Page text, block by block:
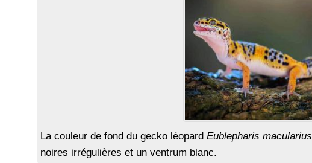
La couleur de fond du gecko léopard Eublepharis macularius
noires irrégulières et un ventrum blanc.